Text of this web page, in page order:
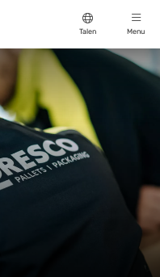
Talen Menu